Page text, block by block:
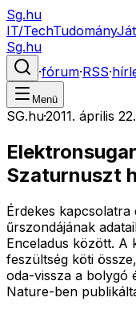
Sg.hu
IT/TechTudomány
Sg.hu
·fórum·RSS·
Menü
SG.hu·2011. április 22.
Szaturnuszt
Érdekes
űrszondájának
Enceladus között. A
feszültség köti
oda-vissza a bolygó
Nature-ben